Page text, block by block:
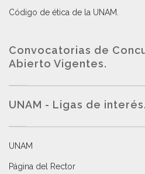
Código de ética de la UNAM
Convocatorias de
Abierto Vigentes.
UNAM - Ligas de interés.
UNAM
Página del Rector